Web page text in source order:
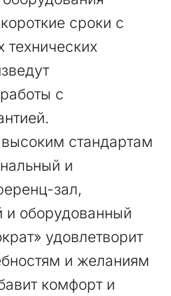
сроки с
с
стандартам
и
зал,
и оборудованный
удовлетворит
и желаниям
комфорт и